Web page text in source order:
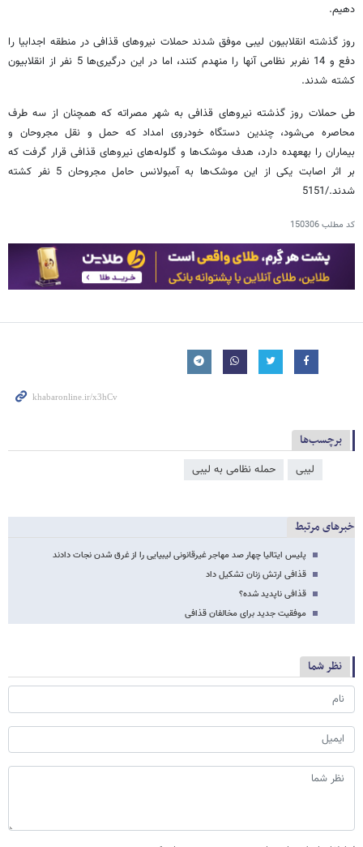
دهیم.
روز گذشته انقلابیون لیبی موفق شدند حملات نیروهای قذافی در منطقه اجدابیا را
دفع و 14 نفربر نظامی آنها را منهدم کنند، اما در این درگیری‌ها 5 نفر از انقلابیون
کشته شدند.
طی حملات روز گذشته نیروهای قذافی به شهر مصراته که همچنان از سه طرف
محاصره می‌شود، چندین دستگاه خودروی امداد که حمل و نقل مجروحان و
بیماران را به‏عهده دارد، هدف موشک‌ها و گلوله‌های نیروهای قذافی قرار گرفت که
بر اثر اصابت یکی از این موشک‌ها به آمبولانس حامل مجروحان 5 نفر کشته
شدند./5151
کد مطلب150306
برچسب‌ها
لیبی حمله نظامی به لیبی
خبرهای مرتبط
پلیس ایتالیا چهار صد مهاجر غیرقانونی لیبیایی را از غرق شدن نجات دادند
قذافی ارتش زنان تشکیل داد
قذافی ناپدید شده؟
موفقیت جدید برای مخالفان قذافی
نظر شما